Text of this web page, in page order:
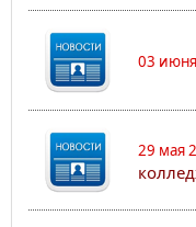
03
29 мая